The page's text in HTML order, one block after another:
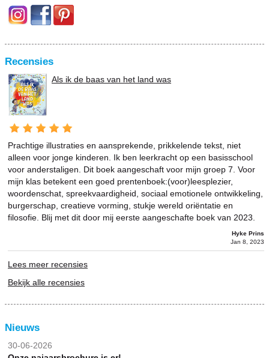
Recensies
Als ik de baas van het land was
Prachtige illustraties en aansprekende, prikkelende tekst, niet
alleen voor jonge kinderen. Ik ben leerkracht op een basisschool
voor anderstaligen. Dit boek aangeschaft voor mijn groep 7. Voor
mijn klas betekent een goed prentenboek:(voor)leesplezier,
woordenschat, spreekvaardigheid, sociaal emotionele ontwikkeling,
burgerschap, creatieve vorming, stukje wereld oriëntatie en
filosofie. Blij met dit door mij eerste aangeschafte boek van 2023.
Hyke Prins
Jan 8, 2023
Lees meer recensies
Bekijk alle recensies
Nieuws
30-06-2026